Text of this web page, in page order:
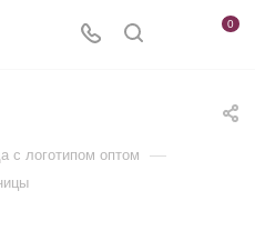
0
с логотипом оптом —